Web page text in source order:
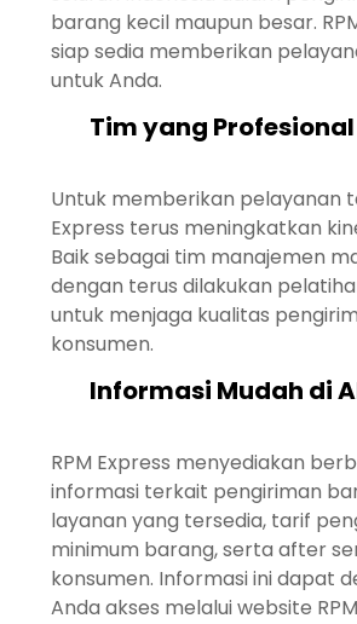
barang kecil maupun besar.
siap sedia memberikan
untuk Anda.
Tim yang Profesional
Untuk memberikan pelayanan
Express terus meningkatkan
Baik sebagai tim manajemen
dengan terus dilakukan
untuk menjaga kualitas
konsumen.
Informasi Mudah di
RPM Express menyediakan
informasi terkait pengiriman
layanan yang tersedia, tarif
minimum barang, serta after
konsumen. Informasi ini dapat
Anda akses melalui website